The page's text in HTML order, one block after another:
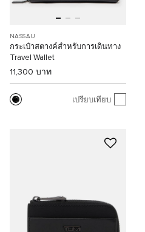
NASSAU
กระเป๋าสตางค์สำหรับการเดินทาง
Travel Wallet
11,300 บาท
เปรียบเทียบ